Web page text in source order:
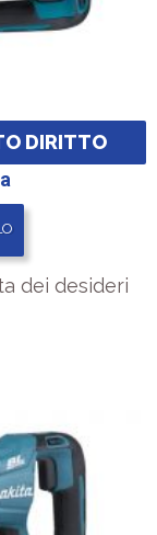
DIRITTO
dei desideri